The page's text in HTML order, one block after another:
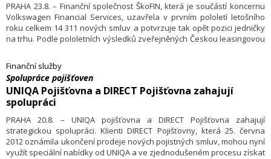
PRAHA 23.8. – Finanční společnost ŠkoFIN, která je součástí koncernu
Volkswagen Financial Services, uzavřela v prvním pololetí letošního
roku celkem 14 311 nových smluv a potvrzuje tak opět pozici jedničky
na trhu. Podle pololetních výsledků zveřejněných Českou leasingovou
je ŠkoFIN o 50 procent před nejbližším konkurentem. ŠkoFINu se rovněž
podařilo obhájit pozici jedničky v operativním leasingu.
Finanční služby
Spolupráce pojišťoven
UNIQA Pojišťovna a DIRECT Pojišťovna zahajují
spolupráci
PRAHA 20.8. – UNIQA pojišťovna a DIRECT Pojišťovna zahajují
strategickou spolupráci. Klienti DIRECT Pojišťovny, která 25. června
2012 oznámila ukončení prodeje nových pojistných smluv, mohou nyní
využít speciální nabídky od UNIQA a ve zjednodušeném procesu získat